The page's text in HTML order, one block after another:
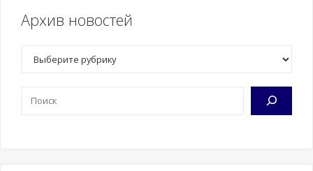
Архив новостей